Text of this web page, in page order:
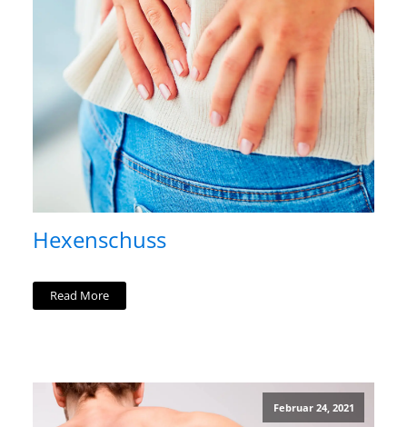
Hexenschuss
Read More
Februar 24, 2021